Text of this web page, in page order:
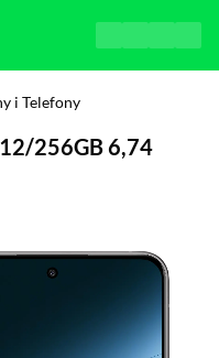
i Telefony
256GB 6,74